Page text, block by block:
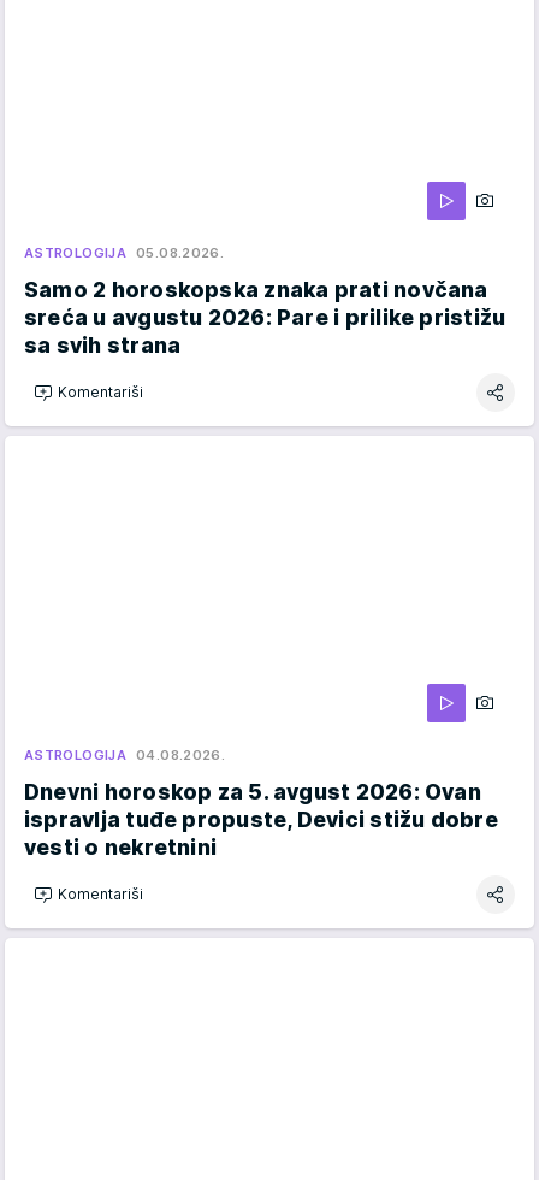
ASTROLOGIJA 05.08.2026.
Samo 2 horoskopska znaka prati novčana
sreća u avgustu 2026: Pare i prilike pristižu
sa svih strana
Komentariši
ASTROLOGIJA 04.08.2026.
Dnevni horoskop za 5. avgust 2026: Ovan
ispravlja tuđe propuste, Devici stižu dobre
vesti o nekretnini
Komentariši